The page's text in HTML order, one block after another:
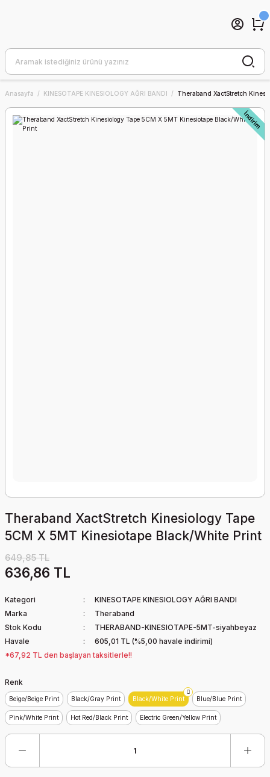
Anasayfa KINESOTAPE KINESIOLOGY AĞRI BANDI Theraband XactStretch
İndirim
Theraband XactStretch Kinesiology Tape
5CM X 5MT Kinesiotape Black/White Print
649,85 TL
636,86 TL
Kategori
KINESOTAPE KINESIOLOGY AĞRI BANDI
Marka
Theraband
Stok Kodu
THERABAND-KINESIOTAPE-5MT-siyahbeyaz
Havale
605,01 TL (%5,00 havale indirimi)
*67,92 TL den başlayan taksitlerle!!
Renk
Beige/Beige Print Black/Gray Print Black/White Print Blue/Blue Print
Pink/White Print Hot Red/Black Print Electric Green/Yellow Print